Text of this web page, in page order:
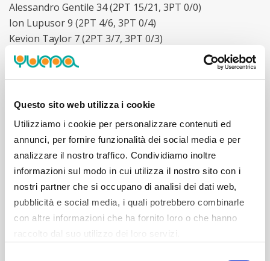
Questo sito web utilizza i cookie
Utilizziamo i cookie per personalizzare contenuti ed
annunci, per fornire funzionalità dei social media e per
analizzare il nostro traffico. Condividiamo inoltre
informazioni sul modo in cui utilizza il nostro sito con i
nostri partner che si occupano di analisi dei dati web,
pubblicità e social media, i quali potrebbero combinarle
con altre informazioni che ha fornito loro o che hanno
raccolto dal suo utilizzo dei loro servizi.
Alessandro Gentile 34 (2PT 15/21, 3PT 0/0)
Ion Lupusor 9 (2PT 4/6, 3PT 0/4)
Kevion Taylor 7 (2PT 3/7, 3PT 0/3)
Matteo Cavallero 7 (2PT 2/3, 3PT 1/2)
Gherardo Sabatini 5 (2PT 1/2, 3PT 1/8)
Ursulo D’Almeida 2 (2PT 1/4, 3PT 0/0)
Lionel Abega 0 (2PT 0/0, 3PT 0/1)
Luca Rossi 0 (2PT 0/0, 3PT 0/0)
Tiri liberi: 7/11 — Rimbalzi: 35 (10+25) — Miglior
rimbalzista: Gentile 9 — Assist: 9 (Gentile 6)